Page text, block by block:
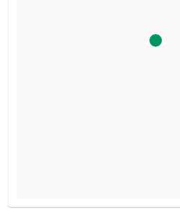
COURS DU SOUS-JACENT ATTENDU
PROSPECTUS DE BASE